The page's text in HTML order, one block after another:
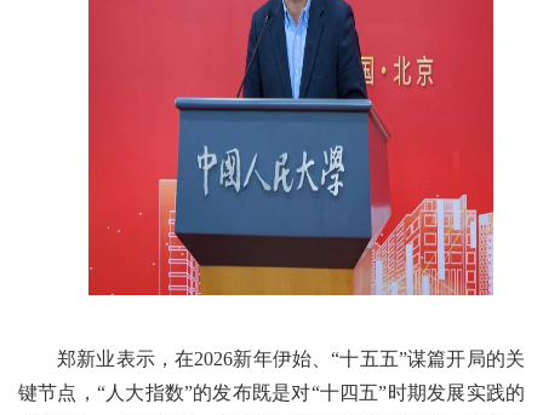
郑新业表示，在2026新年伊始、“十五五”谋篇开局的关
键节点，“人大指数”的发布既是对“十四五”时期发展实践的